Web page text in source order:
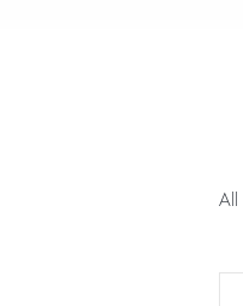
All